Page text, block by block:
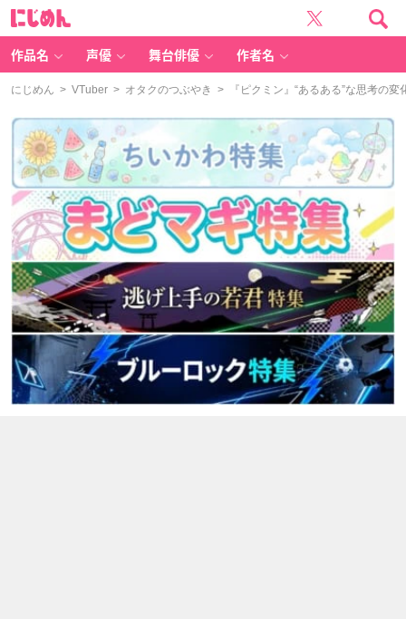
作品名 声優 舞台俳優 作者名
にじめん > VTuber > オタクのつぶやき > 『ピクミン』“あるある”な思考の